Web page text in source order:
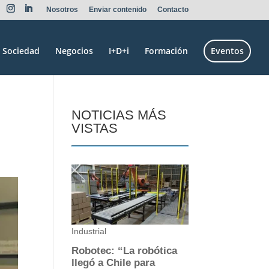
Nosotros Enviar contenido Contacto
Sociedad Negocios I+D+i Formación Eventos
NOTICIAS MÁS
VISTAS